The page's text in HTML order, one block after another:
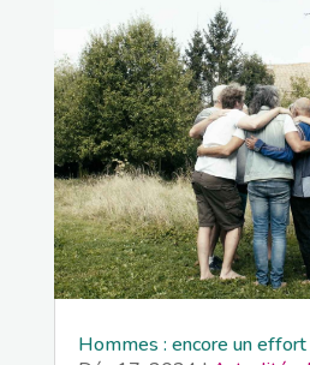
Hommes : encore un effort